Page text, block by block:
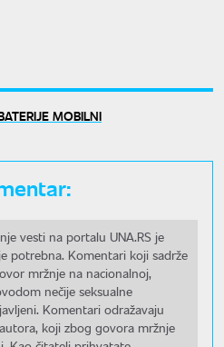
MOBILNI
vesti na portalu UNA.RS je
potrebna. Komentari koji sadrže
mržnje na nacionalnoj,
nečije seksualne
Komentari odražavaju
koji zbog govora mržnje